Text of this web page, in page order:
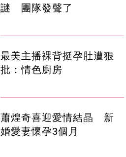
謎 團隊發聲了
最美主播裸背挺孕肚遭狠
批：情色廚房
蕭煌奇喜迎愛情結晶 新
婚愛妻懷孕3個月